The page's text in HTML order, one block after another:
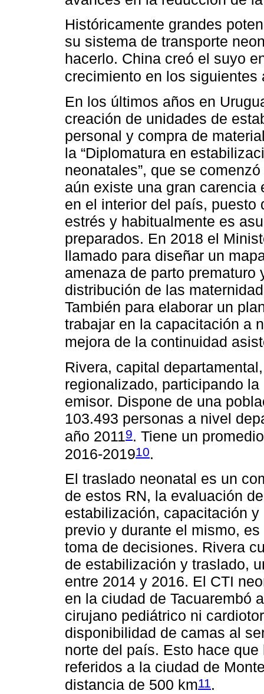
Históricamente grandes
su sistema de transporte
hacerlo. China creó el suyo
crecimiento en los siguientes
En los últimos años en
creación de unidades de
personal y compra de
la “Diplomatura en
neonatales”, que se
aún existe una gran
en el interior del país, puesto
estrés y habitualmente es
preparados. En 2018 el
llamado para diseñar un
amenaza de parto prematuro
distribución de las
También para elaborar un
trabajar en la capacitación a
mejora de la continuidad
Rivera, capital
regionalizado, participando
emisor. Dispone de una
103.493 personas a nivel
año 20119. Tiene un
2016-201910.
El traslado neonatal es un
de estos RN, la evaluación
estabilización, capacitación
previo y durante el mismo,
toma de decisiones. Rivera
de estabilización y traslado,
entre 2014 y 2016. El CTI
en la ciudad de Tacuarembó
cirujano pediátrico ni
disponibilidad de camas al
norte del país. Esto hace
referidos a la ciudad de
distancia de 500 km11 .